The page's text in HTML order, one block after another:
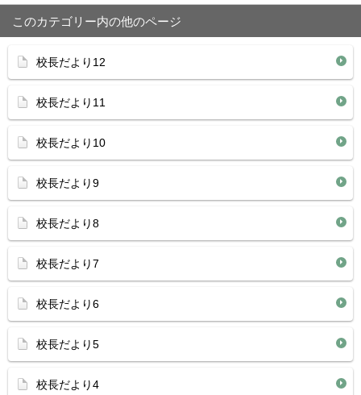
このカテゴリー内の他のページ
校長だより12
校長だより11
校長だより10
校長だより9
校長だより8
校長だより7
校長だより6
校長だより5
校長だより4